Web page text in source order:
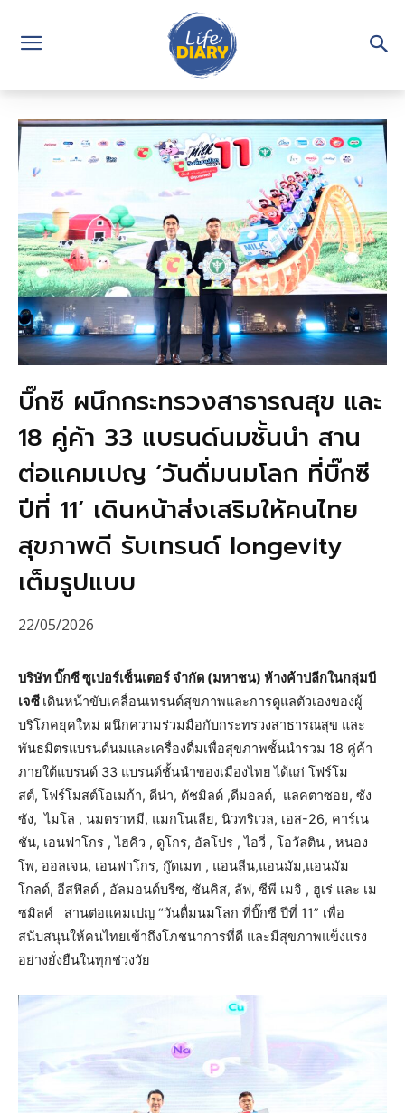
บิ๊กซี ผนึกกระทรวงสาธารณสุข และ
18 คู่ค้า 33 แบรนด์นมชั้นนำ สาน
ต่อแคมเปญ ‘วันดื่มนมโลก ที่บิ๊กซี
ปีที่ 11’ เดินหน้าส่งเสริมให้คนไทย
สุขภาพดี รับเทรนด์ longevity
เต็มรูปแบบ
22/05/2026
บริษัท บิ๊กซี ซูเปอร์เซ็นเตอร์ จำกัด (มหาชน) ห้างค้าปลีกในกลุ่มบี
เจซี เดินหน้าขับเคลื่อนเทรนด์สุขภาพและการดูแลตัวเองของผู้
บริโภคยุคใหม่ ผนึกความร่วมมือกับกระทรวงสาธารณสุข และ
พันธมิตรแบรนด์นมและเครื่องดื่มเพื่อสุขภาพชั้นนำรวม 18 คู่ค้า
ภายใต้แบรนด์ 33 แบรนด์ชั้นนำของเมืองไทย ได้แก่ โฟร์โม
สต์, โฟร์โมสต์โอเมก้า, ดีน่า, ดัชมิลด์ ,ดีมอลต์, แลคตาซอย, ซัง
ซัง, ไมโล , นมตราหมี, แมกโนเลีย, นิวทริเวล, เอส-26, คาร์เน
ชัน, เอนฟาโกร , ไฮคิว , ดูโกร, อัลโปร , ไอวี่ , โอวัลติน , หนอง
โพ, ออลเจน, เอนฟาโกร, กู๊ดเมท , แอนลีน,แอนมัม,แอนมัม
โกลด์, อีสฟิลด์ , อัลมอนด์บรีซ, ซันคิส, ลัฟ, ซีพี เมจิ , ฮูเร่ และ เม
ซมิลค์ สานต่อแคมเปญ “วันดื่มนมโลก ที่บิ๊กซี ปีที่ 11” เพื่อ
สนับสนุนให้คนไทยเข้าถึงโภชนาการที่ดี และมีสุขภาพแข็งแรง
อย่างยั่งยืนในทุกช่วงวัย